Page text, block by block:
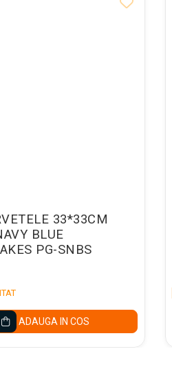
33*33CM
BLUE
PG-SNBS
ADAUGA IN COS